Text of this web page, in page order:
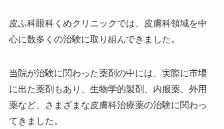
皮ふ科眼科くめクリニックでは、皮膚科領域を中
心に数多くの治験に取り組んできました。
当院が治験に関わった薬剤の中には、実際に市場
に出た薬剤もあり、生物学的製剤、内服薬、外用
薬など、さまざまな皮膚科治療薬の治験に関わっ
てきました。